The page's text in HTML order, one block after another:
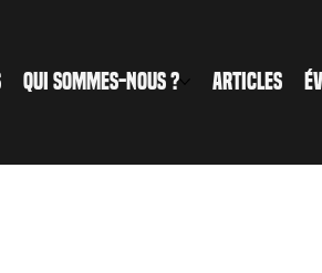
QUI SOMMES-NOUS ? ARTICLES